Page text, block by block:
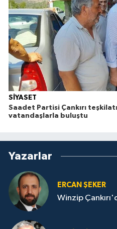
SİYASET
Saadet Partisi Çankırı
vatandaşlarla buluştu
Yazarlar
ERCAN ŞEKER
Winzip